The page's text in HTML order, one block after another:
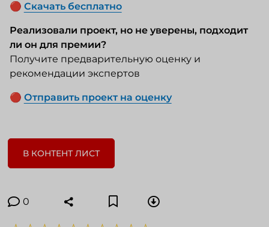
🔴 Скачать бесплатно
Реализовали проект, но не уверены, подходит
ли он для премии?
Получите предварительную оценку и
рекомендации экспертов
🔴 Отправить проект на оценку
В КОНТЕНТ ЛИСТ
0